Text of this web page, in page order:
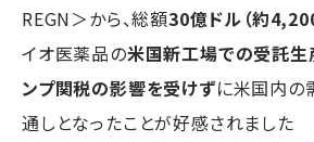
REGN＞から、総額30億ドル（約
イオ医薬品の米国新工場での受託生
ンプ関税の影響を受けずに米国内の
通しとなったことが好感されました